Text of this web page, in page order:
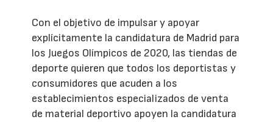
Con el objetivo de impulsar y apoyar
explícitamente la candidatura de Madrid para
los Juegos Olímpicos de 2020, las tiendas de
deporte quieren que todos los deportistas y
consumidores que acuden a los
establecimientos especializados de venta
de material deportivo apoyen la candidatura